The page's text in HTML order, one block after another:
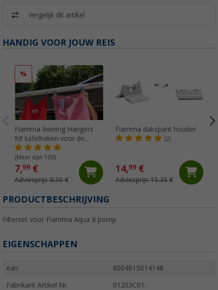
Vergelijk dit artikel
HANDIG VOOR JOUW REIS
%
Fiamma Awning Hangers
Kit luifelhaken voor de
peesgeleider
(Meer dan 100)
7,99 €
Adviesprijs 9,30 €
Fiamma dakspant houder
(2)
14,99€
Adviesprijs 15,35 €
PRODUCTBESCHRIJVING
Filterset voor Fiamma Aqua 8 pomp
EIGENSCHAPPEN
ean 8004815014148
Fabrikant Artikel Nr. 01203C01-